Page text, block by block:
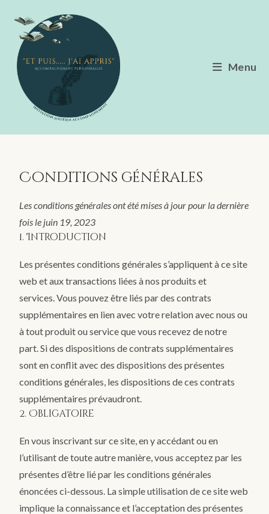
Menu
Conditions générales
Les conditions générales ont été mises à jour pour la dernière
fois le juin 19, 2023
1. Introduction
Les présentes conditions générales s’appliquent à ce site
web et aux transactions liées à nos produits et
services. Vous pouvez être liés par des contrats
supplémentaires en lien avec votre relation avec nous ou
à tout produit ou service que vous recevez de notre
part. Si des dispositions de contrats supplémentaires
sont en conflit avec des dispositions des présentes
conditions générales, les dispositions de ces contrats
supplémentaires prévaudront.
2. Obligatoire
En vous inscrivant sur ce site, en y accédant ou en
l’utilisant de toute autre manière, vous acceptez par les
présentes d’être lié par les conditions générales
énoncées ci-dessous. La simple utilisation de ce site web
implique la connaissance et l’acceptation des présentes